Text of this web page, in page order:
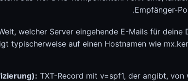
Empfänger-
welcher Server eingehende E-Mails für deine
typischerweise auf einen Hostnamen wie
TXT-Record mit v=spf1, der angibt,